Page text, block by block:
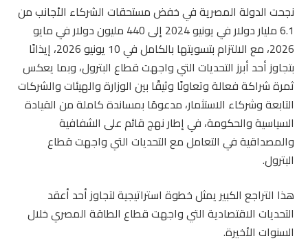
نجحت الدولة المصرية في خفض مستحقات الشركاء الأجانب من
6.1 مليار دولار في يونيو 2024 إلى 440 مليون دولار في مايو
2026، مع الالتزام بتسويتها بالكامل في 10 يونيو 2026، إيذانًا
بتجاوز أحد أبرز التحديات التي واجهت قطاع البترول، وبما يعكس
ثمرة شراكة فعالة وتعاونًا وثيقًا بين الوزارة والهيئات والشركات
التابعة وشركاء الاستثمار، مدعومًا بمساندة كاملة من القيادة
السياسية والحكومة، في إطار نهج قائم على الشفافية
والمصداقية في التعامل مع التحديات التي واجهت قطاع
البترول.
هذا التراجع الكبير يمثل خطوة استراتيجية لتجاوز أحد أعقد
التحديات الاقتصادية التي واجهت قطاع الطاقة المصري خلال
السنوات الأخيرة.